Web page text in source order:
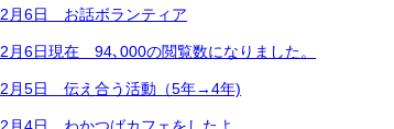
2月6日 お話ボランティア
2月6日現在 94､000の閲覧数になりました。
2月5日 伝え合う活動（5年→4年)